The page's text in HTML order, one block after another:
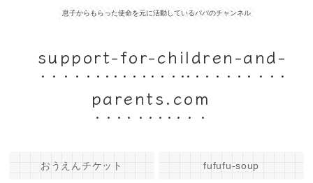
息子からもらった使命を元に活動しているパパのチャンネル
support-for-children-and-
parents.com
おうえんチケット fufufu-soup